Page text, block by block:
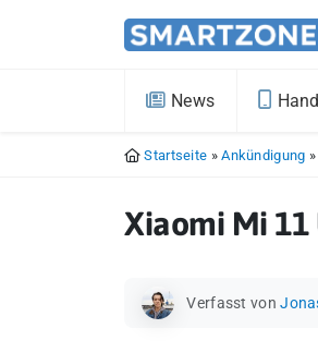
News
Startseite »Ankündigung »
Xiaomi Mi 11
Verfasst von